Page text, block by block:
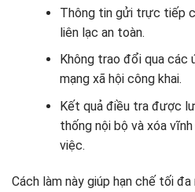
Thông tin gửi trực tiếp
liên lạc an toàn.
Không trao đổi qua các
mạng xã hội công khai.
Kết quả điều tra được
thống nội bộ và xóa
việc.
Cách làm này giúp hạn chế tối